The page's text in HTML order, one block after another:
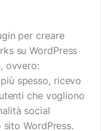
per creare
su WordPress
ovvero:
spesso, ricevo
che vogliono
social
WordPress.